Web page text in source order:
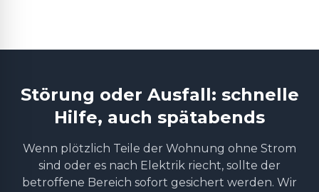
Störung oder Ausfall: schnelle
Hilfe, auch spätabends
Wenn plötzlich Teile der Wohnung ohne Strom
sind oder es nach Elektrik riecht, sollte der
betroffene Bereich sofort gesichert werden. Wir